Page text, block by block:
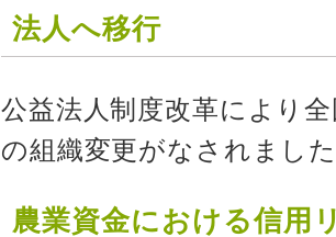
法人へ移行
公益法人制度改革により
の組織変更がなされまし
農業資金における信用